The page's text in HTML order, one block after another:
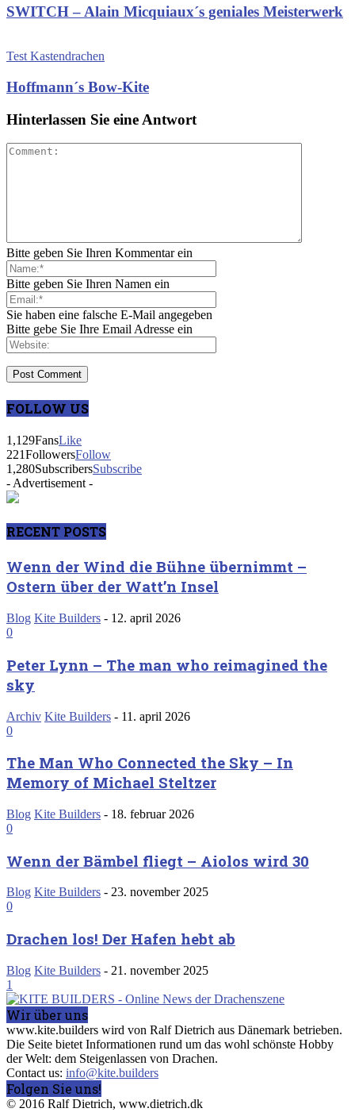
SWITCH – Alain Micquiaux´s geniales Meisterwerk
Test Kastendrachen
Hoffmann´s Bow-Kite
Hinterlassen Sie eine Antwort
Bitte geben Sie Ihren Kommentar ein
Bitte geben Sie Ihren Namen ein
Sie haben eine falsche E-Mail angegeben
Bitte gebe Sie Ihre Email Adresse ein
FOLLOW US
1,129FansLike
221FollowersFollow
1,280SubscribersSubscribe
- Advertisement -
RECENT POSTS
Wenn der Wind die Bühne übernimmt –
Ostern über der Watt’n Insel
Blog Kite Builders - 12. april 2026
0
Peter Lynn – The man who reimagined the
sky
Archiv Kite Builders - 11. april 2026
0
The Man Who Connected the Sky – In
Memory of Michael Steltzer
Blog Kite Builders - 18. februar 2026
0
Wenn der Bämbel fliegt – Aiolos wird 30
Blog Kite Builders - 23. november 2025
0
Drachen los! Der Hafen hebt ab
Blog Kite Builders - 21. november 2025
1
Wir über uns
www.kite.builders wird von Ralf Dietrich aus Dänemark betrieben.
Die Seite bietet Informationen rund um das wohl schönste Hobby
der Welt: dem Steigenlassen von Drachen.
Contact us: info@kite.builders
Folgen Sie uns!
© 2016 Ralf Dietrich, www.dietrich.dk